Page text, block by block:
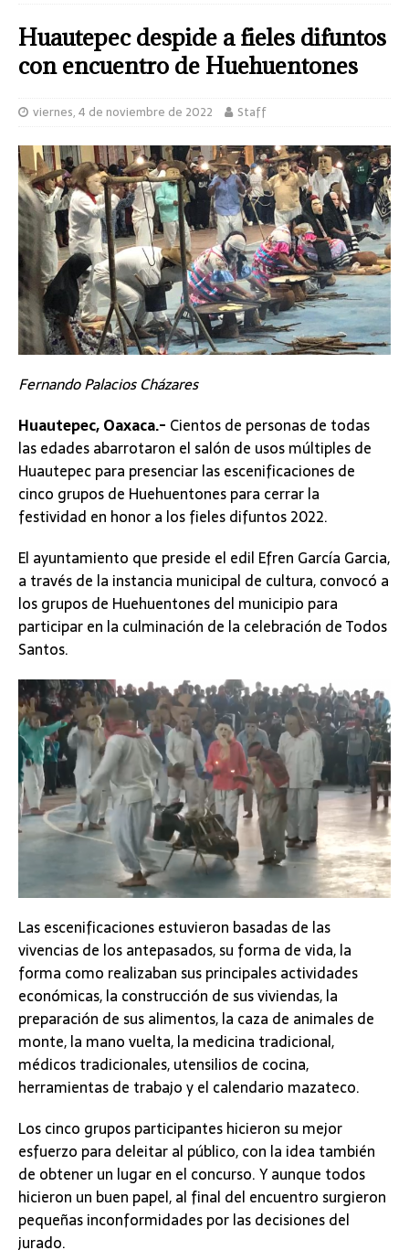
Huautepec despide a fieles difuntos
con encuentro de Huehuentones
viernes, 4 de noviembre de 2022 Staff
Fernando Palacios Cházares
Huautepec, Oaxaca.- Cientos de personas de todas
las edades abarrotaron el salón de usos múltiples de
Huautepec para presenciar las escenificaciones de
cinco grupos de Huehuentones para cerrar la
festividad en honor a los fieles difuntos 2022.
El ayuntamiento que preside el edil Efren García Garcia,
a través de la instancia municipal de cultura, convocó a
los grupos de Huehuentones del municipio para
participar en la culminación de la celebración de Todos
Santos.
Las escenificaciones estuvieron basadas de las
vivencias de los antepasados, su forma de vida, la
forma como realizaban sus principales actividades
económicas, la construcción de sus viviendas, la
preparación de sus alimentos, la caza de animales de
monte, la mano vuelta, la medicina tradicional,
médicos tradicionales, utensilios de cocina,
herramientas de trabajo y el calendario mazateco.
Los cinco grupos participantes hicieron su mejor
esfuerzo para deleitar al público, con la idea también
de obtener un lugar en el concurso. Y aunque todos
hicieron un buen papel, al final del encuentro surgieron
pequeñas inconformidades por las decisiones del
jurado.